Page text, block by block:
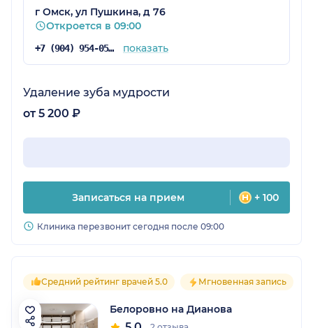
г Омск, ул Пушкина, д 76
Откроется в 09:00
+7 (904) 954-05-61 показать
Удаление зуба мудрости
от 5 200 ₽
Записаться на прием + 100
Клиника перезвонит сегодня после 09:00
Средний рейтинг врачей 5.0 Мгновенная запись
Белоровно на Дианова